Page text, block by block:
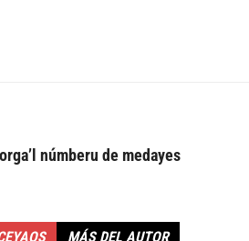
númberu de medayes
MÁS DEL AUTOR